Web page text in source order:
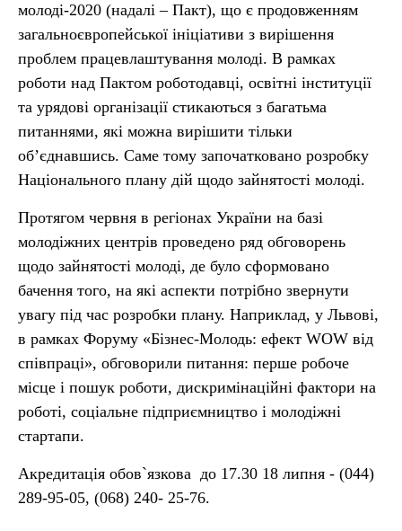
молоді-2020 (надалі – Пакт), що є продовженням
загальноєвропейської ініціативи з вирішення
проблем працевлаштування молоді. В рамках
роботи над Пактом роботодавці, освітні інституції
та урядові організації стикаються з багатьма
питаннями, які можна вирішити тільки
об’єднавшись. Саме тому започатковано розробку
Національного плану дій щодо зайнятості молоді.
Протягом червня в регіонах України на базі
молодіжних центрів проведено ряд обговорень
щодо зайнятості молоді, де було сформовано
бачення того, на які аспекти потрібно звернути
увагу під час розробки плану. Наприклад, у Львові,
в рамках Форуму «Бізнес-Молодь: ефект WOW від
співпраці», обговорили питання: перше робоче
місце і пошук роботи, дискримінаційні фактори на
роботі, соціальне підприємництво і молодіжні
стартапи.
Акредитація обов`язкова до 17.30 18 липня - (044)
289-95-05, (068) 240- 25-76.